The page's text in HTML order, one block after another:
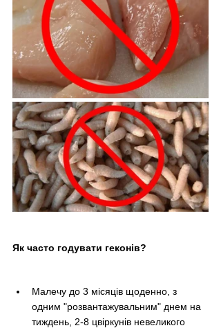
Як часто годувати геконів?
Малечу до 3 місяців щоденно, з
одним "розвантажувальним" днем на
тиждень, 2-8 цвіркунів невеликого